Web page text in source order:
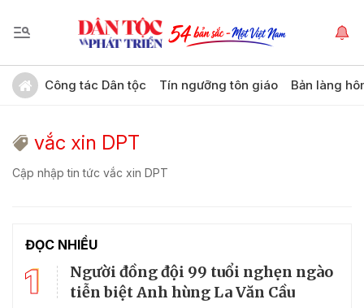
Công tác Dân tộc Tín ngưỡng tôn giáo Bản làng
vắc xin DPT
Cập nhập tin tức vắc xin DPT
ĐỌC NHIỀU
1
Người đồng đội 99 tuổi nghẹn ngào
tiễn biệt Anh hùng La Văn Cầu